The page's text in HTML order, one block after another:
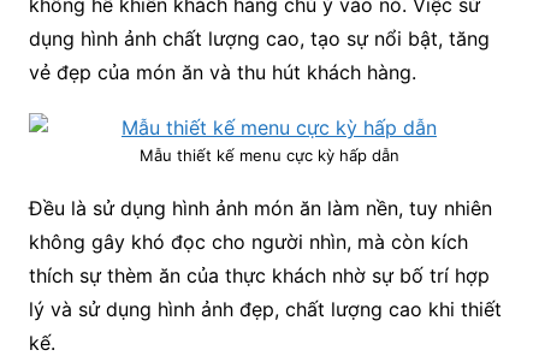
dụng hình ảnh chất lượng cao, tạo sự nổi bật, tăng
vẻ đẹp của món ăn và thu hút khách hàng.
Mẫu thiết kế menu cực kỳ hấp dẫn
Đều là sử dụng hình ảnh món ăn làm nền, tuy nhiên
không gây khó đọc cho người nhìn, mà còn kích
thích sự thèm ăn của thực khách nhờ sự bố trí hợp
lý và sử dụng hình ảnh đẹp, chất lượng cao khi thiết
kế.